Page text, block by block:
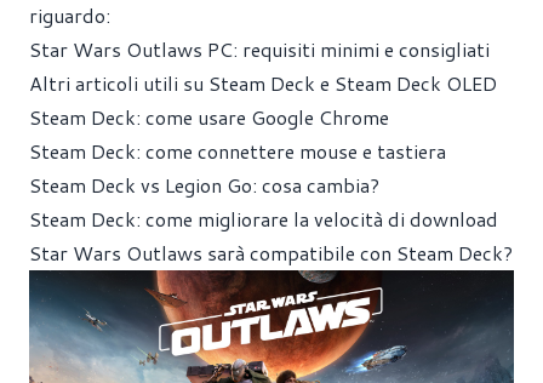
riguardo:
Star Wars Outlaws PC: requisiti minimi e consigliati
Altri articoli utili su Steam Deck e Steam Deck OLED
Steam Deck: come usare Google Chrome
Steam Deck: come connettere mouse e tastiera
Steam Deck vs Legion Go: cosa cambia?
Steam Deck: come migliorare la velocità di download
Star Wars Outlaws sarà compatibile con Steam Deck?